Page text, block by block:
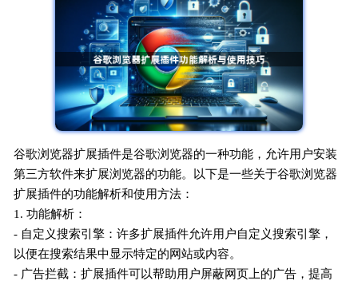
谷歌浏览器扩展插件是谷歌浏览器的一种功能，允许用户安装
第三方软件来扩展浏览器的功能。以下是一些关于谷歌浏览器
扩展插件的功能解析和使用方法：
1. 功能解析：
- 自定义搜索引擎：许多扩展插件允许用户自定义搜索引擎，
以便在搜索结果中显示特定的网站或内容。
- 广告拦截：扩展插件可以帮助用户屏蔽网页上的广告，提高